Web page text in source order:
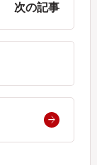
次の記事